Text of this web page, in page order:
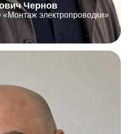
Чернов
«Монтаж электропроводки»